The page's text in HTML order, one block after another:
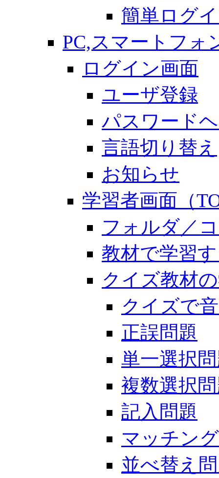
簡単ログ
PC,スマートフォ
ログイン画面
ユーザ登録
パスワード
言語切り替え
お知らせ
学習者画面（
フォルダ／
教材で学習
クイズ教材
クイズで
正誤問題
単一選択
複数選択
記入問題
マッチン
並べ替え